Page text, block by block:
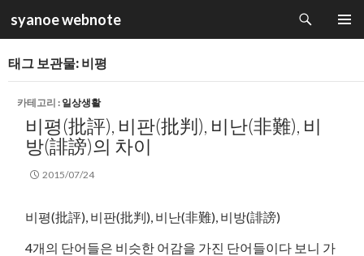
syanoe webnote
색
츠
로
건
태그 보관물: 비평
카테고리 : 일상생활
비평(批評), 비판(批判), 비난(非難), 비
방(誹謗)의 차이
2015/07/24
비평(批評), 비판(批判), 비난(非難), 비방(誹謗)
4개의 단어들은 비슷한 어감을 가진 단어들이다 보니 가